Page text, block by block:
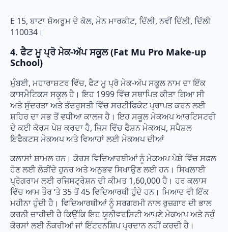
E 15, ਬਾਟਾ ਸ਼ੋਅਰੂਮ ਦੇ ਕੋਲ, ਮੇਨ ਮਾਰਕੀਟ, ਦਿੱਲੀ, ਨਵੀਂ ਦਿੱਲੀ, ਦਿੱਲੀ
110034।
4. ਫੈਟ ਮੂ ਪ੍ਰੋ ਮੇਕ-ਅੱਪ ਸਕੂਲ (Fat Mu Pro Make-up
School)
ਮੁੰਬਈ, ਮਹਾਰਾਸ਼ਟਰ ਵਿੱਚ, ਫੈਟ ਮੂ ਪ੍ਰੋ ਮੇਕ-ਅੱਪ ਸਕੂਲ ਨਾਮ ਦਾ ਇੱਕ
ਕਾਸਮੈਟਿਕਸ ਸਕੂਲ ਹੈ। ਇਹ 1999 ਵਿੱਚ ਸਥਾਪਿਤ ਕੀਤਾ ਗਿਆ ਸੀ
ਅਤੇ ਸੁੰਦਰਤਾ ਅਤੇ ਤੰਦਰੁਸਤੀ ਵਿੱਚ ਸਰਟੀਫਿਕੇਟ ਪ੍ਰਾਪਤ ਕਰਨ ਲਈ
ਸ਼ਹਿਰ ਦਾ ਸਭ ਤੋਂ ਵਧੀਆ ਕਾਲਜ ਹੈ। ਇਹ ਸਕੂਲ ਮੇਕਅਪ ਆਰਟਿਸਟਰੀ
ਦੇ ਕਈ ਕੋਰਸ ਪੇਸ਼ ਕਰਦਾ ਹੈ, ਜਿਸ ਵਿੱਚ ਫੈਸ਼ਨ ਮੇਕਅਪ, ਸਪੈਸ਼ਲ
ਇਫੈਕਟਸ ਮੇਕਅਪ ਅਤੇ ਵਿਆਹਾਂ ਲਈ ਮੇਕਅਪ ਦੀਆਂ
ਕਲਾਸਾਂ ਸ਼ਾਮਲ ਹਨ। ਕੋਰਸ ਵਿਦਿਆਰਥੀਆਂ ਨੂੰ ਮੇਕਅਪ ਪੇਸ਼ੇ ਵਿੱਚ ਸਫਲ
ਹੋਣ ਲਈ ਲੋੜੀਂਦੇ ਹੁਨਰ ਅਤੇ ਅਨੁਭਵ ਸਿਖਾਉਣ ਲਈ ਹਨ। ਸਿਖਲਾਈ
ਪ੍ਰੋਗਰਾਮ ਲਈ ਰਜਿਸਟ੍ਰੇਸ਼ਨ ਦੀ ਕੀਮਤ 1,60,000 ਹੈ। ਹਰ ਕਲਾਸ
ਵਿੱਚ ਆਮ ਤੌਰ ‘ਤੇ 35 ਤੋਂ 45 ਵਿਦਿਆਰਥੀ ਹੁੰਦੇ ਹਨ। ਮਿਆਦ ਵੀ ਇੱਕ
ਮਹੀਨਾ ਹੁੰਦੀ ਹੈ। ਵਿਦਿਆਰਥੀਆਂ ਨੂੰ ਸਰਗਰਮੀ ਨਾਲ ਰੁਜ਼ਗਾਰ ਦੀ ਭਾਲ
ਕਰਨੀ ਚਾਹੀਦੀ ਹੈ ਕਿਉਂਕਿ ਇਹ ਯੂਨੀਵਰਸਿਟੀ ਆਪਣੇ ਮੇਕਅਪ ਅਤੇ ਨਹੁੰ
ਕੋਰਸਾਂ ਲਈ ਨੌਕਰੀਆਂ ਜਾਂ ਇੰਟਰਨਸ਼ਿਪ ਪ੍ਰਦਾਨ ਨਹੀਂ ਕਰਦੀ ਹੈ।